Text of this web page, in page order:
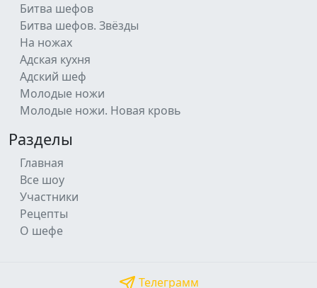
Битва шефов
Битва шефов. Звёзды
На ножах
Адская кухня
Адский шеф
Молодые ножи
Молодые ножи. Новая кровь
Разделы
Главная
Все шоу
Участники
Рецепты
О шефе
Телеграмм